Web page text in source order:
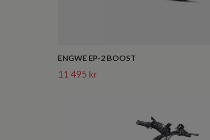
ENGWE EP-2 BOOST
11 495 kr